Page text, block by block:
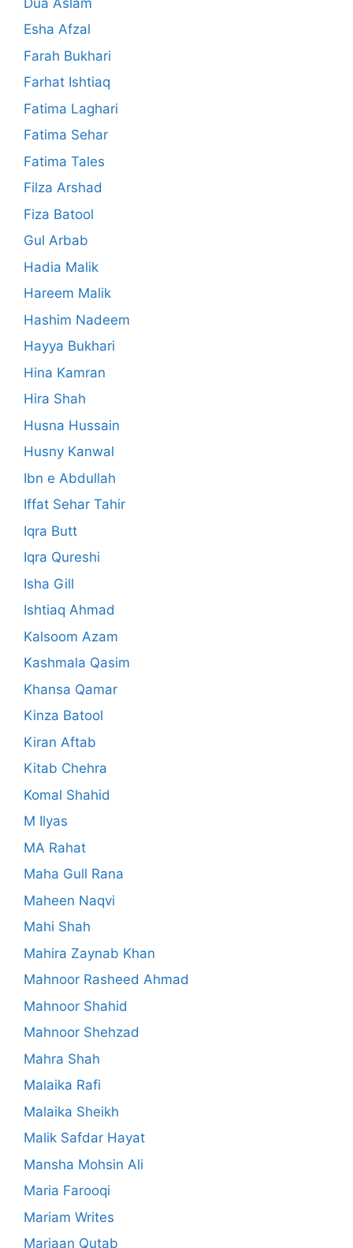
Esha Afzal
Farah Bukhari
Farhat Ishtiaq
Fatima Laghari
Fatima Sehar
Fatima Tales
Filza Arshad
Fiza Batool
Gul Arbab
Hadia Malik
Hareem Malik
Hashim Nadeem
Hayya Bukhari
Hina Kamran
Hira Shah
Husna Hussain
Husny Kanwal
Ibn e Abdullah
Iffat Sehar Tahir
Iqra Butt
Iqra Qureshi
Isha Gill
Ishtiaq Ahmad
Kalsoom Azam
Kashmala Qasim
Khansa Qamar
Kinza Batool
Kiran Aftab
Kitab Chehra
Komal Shahid
M Ilyas
MA Rahat
Maha Gull Rana
Maheen Naqvi
Mahi Shah
Mahira Zaynab Khan
Mahnoor Rasheed Ahmad
Mahnoor Shahid
Mahnoor Shehzad
Mahra Shah
Malaika Rafi
Malaika Sheikh
Malik Safdar Hayat
Mansha Mohsin Ali
Maria Farooqi
Mariam Writes
Marjaan Qutab